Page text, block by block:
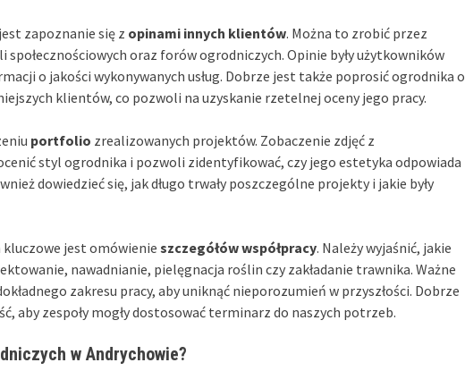
zapoznanie się z opinami innych klientów. Można to zrobić przez
oraz forów ogrodniczych. Opinie były użytkowników
o jakości wykonywanych usług. Dobrze jest także poprosić ogrodnika o
klientów, co pozwoli na uzyskanie rzetelnej oceny jego pracy.
portfolio zrealizowanych projektów. Zobaczenie zdjęć z
styl ogrodnika i pozwoli zidentyfikować, czy jego estetyka odpowiada
dowiedzieć się, jak długo trwały poszczególne projekty i jakie były
jest omówienie szczegółów współpracy. Należy wyjaśnić, jakie
nawadnianie, pielęgnacja roślin czy zakładanie trawnika. Ważne
zakresu pracy, aby uniknąć nieporozumień w przyszłości. Dobrze
aby zespoły mogły dostosować terminarz do naszych potrzeb.
w Andrychowie?